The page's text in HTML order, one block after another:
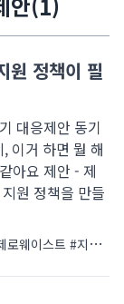
원 정책이 필
대응제안 동기
이거 하면 뭘 해
아요 제안 - 제
원 정책을 만들
로웨이스트#지원정책